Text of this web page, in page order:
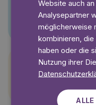
Pettersson und
Website auch
Analysepartner
möglicherweise
kombinieren,
haben oder die
Nutzung ihrer